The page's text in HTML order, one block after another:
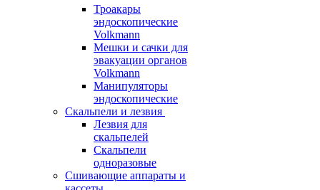
Троакары
эндоскопические
Volkmann
Мешки и сачки для
эвакуации органов
Volkmann
Манипуляторы
эндоскопические
Скальпели и лезвия
Лезвия для
скальпелей
Скальпели
одноразовые
Сшивающие аппараты и